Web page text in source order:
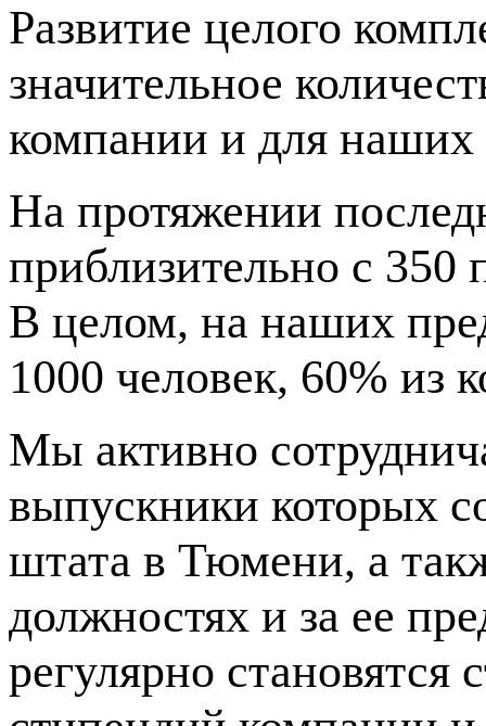
Развитие целого
значительное
компании и для наших
На протяжении
приблизительно с
В целом, на наших
1000 человек, 60%
Мы активно
выпускники которых
штата в Тюмени, а
должностях и за ее
регулярно